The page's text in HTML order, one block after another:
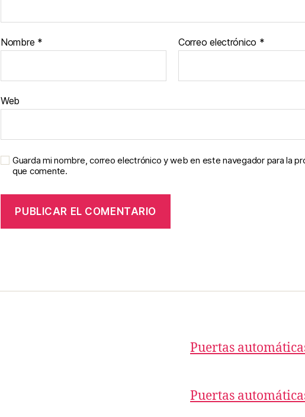
Nombre * Correo electrónico *
Web
Guarda mi nombre, correo electrónico y web en este navegador para la
que comente.
Puertas
Puertas